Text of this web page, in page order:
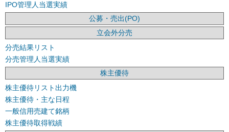
IPO管理人当選実績
公募・売出(PO)
立会外分売
分売結果リスト
分売管理人当選実績
株主優待
株主優待リスト出力機
株主優待・主な日程
一般信用売建て銘柄
株主優待取得戦績